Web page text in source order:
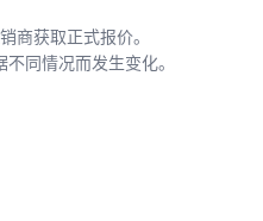
商获取正式报价。
同情况而发生变化。